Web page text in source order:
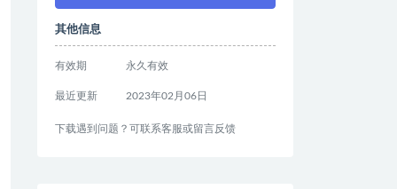
其他信息
有效期 永久有效
最近更新 2023年02月06日
下载遇到问题？可联系客服或留言反馈